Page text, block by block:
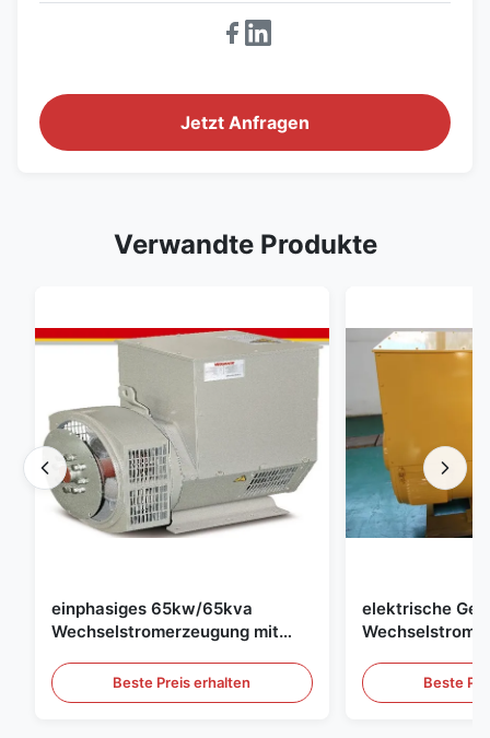
Jetzt Anfragen
Verwandte Produkte
einphasiges 65kw/65kva
Wechselstromerzeugung mit
Beste Preis erhalten
elektrische
Wechselstroms
Generator-Satz
Beste